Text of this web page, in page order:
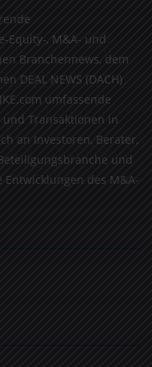
Equity-, M&A- und
Branchennews, dem
DEAL NEWS (DACH)
umfassende
Transaktionen in
an Investoren, Berater,
und
des M&A-